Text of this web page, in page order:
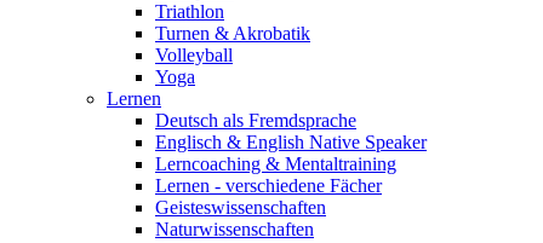
Triathlon
Turnen & Akrobatik
Volleyball
Yoga
Lernen
Deutsch als Fremdsprache
Englisch & English Native Speaker
Lerncoaching & Mentaltraining
Lernen - verschiedene Fächer
Geisteswissenschaften
Naturwissenschaften